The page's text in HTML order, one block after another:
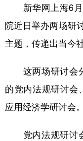
房产
信息
新华网上海6月
院近日举办两场研
主题，传递出当今
这两场研讨会
的党内法规研讨会
应用经济学研讨会。
党内法规研讨